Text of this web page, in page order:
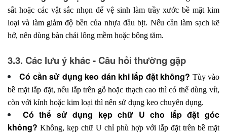
sắt hoặc các vật sắc nhọn để vệ sinh làm trầy xước bề mặt kim
loại và làm giảm độ bền của nhựa đầu bịt. Nếu cần làm sạch kẽ
hở, nên dùng bàn chải lông mềm hoặc bông tăm.
3.3. Các lưu ý khác - Câu hỏi thường gặp
Có cần sử dụng keo dán khi lắp đặt không? Tùy vào
bề mặt lắp đặt, nếu lắp trên gỗ hoặc thạch cao thì có thể dùng vít,
còn với kính hoặc kim loại thì nên sử dụng keo chuyên dụng.
Có thể sử dụng kẹp chữ U cho lắp đặt góc
không? Không, kẹp chữ U chỉ phù hợp với lắp đặt trên bề mặt